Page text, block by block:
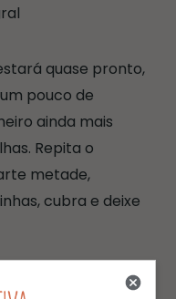
quase pronto,
pouco de
ainda mais
Repita o
metade,
cubra e deixe